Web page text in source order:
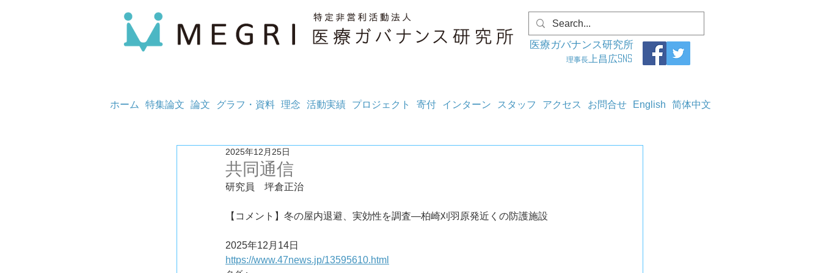
医療ガバナンス研究所
理事長 上昌広SNS
ホーム 特集論文 論文 グラフ・資料 理念 活動実績 プロジェクト 寄付 インターン スタッフ アクセス お問合せ English 简体中文
共同通信
2025年12月25日
研究員　坪倉正治
【コメント】冬の屋内退避、実効性を調査―柏崎刈羽原発近くの防護施設
2025年12月14日
https://www.47news.jp/13595610.html